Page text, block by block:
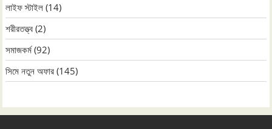
লাইফ স্টাইল (14)
শরীরতত্ত্ব (2)
সমাজকর্ম(92)
সিমে নতুন ‍অফার (145)